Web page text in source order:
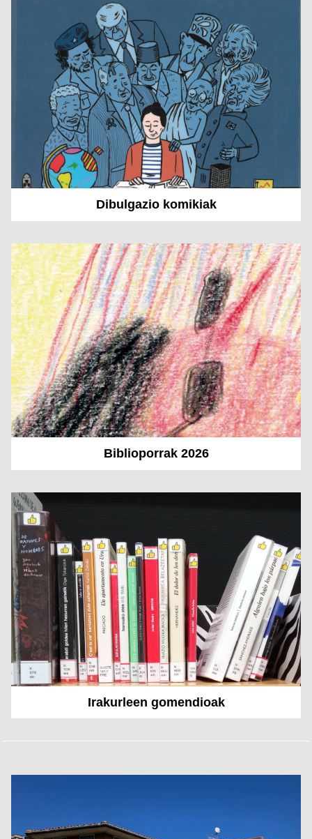
Dibulgazio komikiak
Biblioporrak 2026
Irakurleen gomendioak